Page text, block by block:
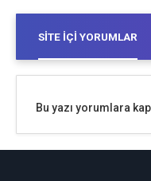
SITE İÇI YORUMLAR
Bu yazı yorumlara